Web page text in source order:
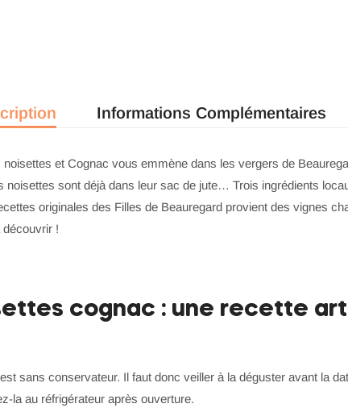
Informations Complémentaires
et Cognac vous emmène dans les vergers de
noisettes sont déjà dans leur sac de jute… Trois ingrédients
originales des Filles de Beauregard provient des vignes
découvrir !
cognac : une recette
sans conservateur. Il faut donc veiller à la déguster avant la
la au réfrigérateur après ouverture.